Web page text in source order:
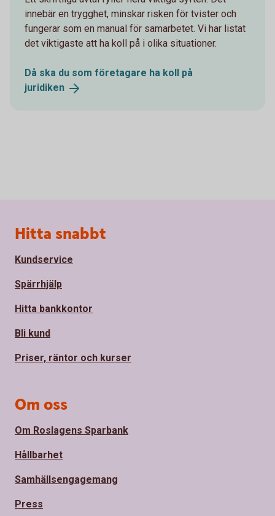
innebär en trygghet, minskar risken för tvister och
fungerar som en manual för samarbetet. Vi har listat
det viktigaste att ha koll på i olika situationer.
Då ska du som företagare ha koll på
juridiken
Sidfot
Hitta snabbt
Kundservice
Spärrhjälp
Hitta bankkontor
Bli kund
Priser, räntor och kurser
Om oss
Om Roslagens Sparbank
Hållbarhet
Samhällsengagemang
Press